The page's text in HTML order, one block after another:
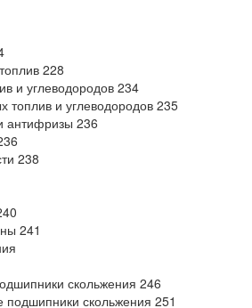
228
и углеводородов 234
топлив и углеводородов 235
антифризы 236
238
241
скольжения 246
подшипники скольжения 251